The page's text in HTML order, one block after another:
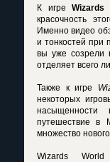
К игреWizards
красочность
Именно видео
и тонкостей при
вы уже созрели
отделяет всего
Также к игре
некоторых
насыщенности
путешествие в
множество
Wizards